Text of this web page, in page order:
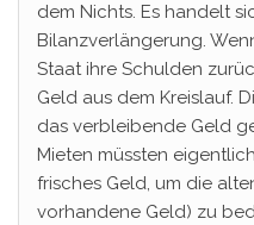
dem Nichts. Es handelt
Bilanzverlängerung.
Staat ihre Schulden
Geld aus dem Kreislauf.
das verbleibende Geld
Mieten müssten
frisches Geld, um die
vorhandene Geld) zu